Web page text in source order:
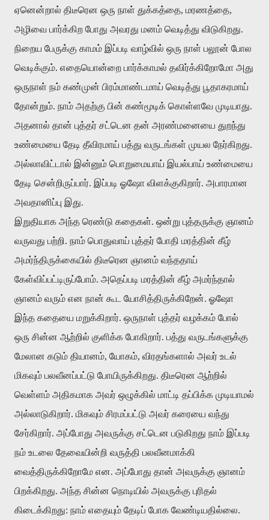
ஏனென்றால் திடீரென ஒரு நாள் துக்கத்தை, மரணத்தை,
அழிவை பார்க்கிற போது அவரது மனம் வெடித்து விடுகிறது.
நிறைய பேருக்கு காமம் இப்படி வாழ்வில் ஒரு நாள் பலூன் போல
வெடிக்கும். எதையொன்றை பார்க்காமல் தவிர்க்கிறோமோ அது
ஒருநாள் நம் கண்முன் பிரம்மாண்டமாய் வெடித்து பூதாகரமாய்
தோன்றும். நாம் அதற்கு பின் கண்மூடிக் கொள்ளவே முடியாது.
அதனால் தான் புத்தர் சட்டென தன் அரண்மனையை துறந்து
உண்மையை தேடி தீவிரமாய் பத்து வருடங்கள் முயல நேர்கிறது.
அல்லாவிட்டால் இன்னும் பொறுமையாய் இயல்பாய் உண்மையை
தேடி சென்றிருப்பார். இப்படி ஓஷோ விளக்குகிறார். அபாரமான
அவதானிப்பு இது.
இறுதியாக அந்த ரெண்டு கதைகள். ஒன்று புத்தருக்கு ஞானம்
வருவது பற்றி. நாம் பொதுவாய் புத்தர் போதி மரத்தின் கீழ்
அமர்ந்திருக்கையில் திடீரென ஞானம் வந்ததாய்
கேள்விப்பட்டிருப்போம். அதெப்படி மரத்தின் கீழ் அமர்ந்தால்
ஞானம் வரும் என நான் கூட யோசித்திருக்கிறேன். ஓஷோ
இந்த கதையை மறுக்கிறார். ஒருநாள் புத்தர் வழக்கம் போல்
ஒரு சின்ன ஆற்றில் குளிக்க போகிறார். பத்து வருடங்களுக்கு
மேலான கடும் தியானம், யோகம், விரதங்களால் அவர் உடல்
மிகவும் பலவீனப்பட்டு போயிருக்கிறது. திடீரென ஆற்றில்
வெள்ளம் அதிகமாக அவர் ஒழுக்கில் மாட்டி தப்பிக்க முடியாமல்
அல்லாடுகிறார். மிகவும் சிரமப்பட்டு அவர் கரையை வந்து
சேர்கிறார். அப்போது அவருக்கு சட்டென படுகிறது நாம் இப்படி
நம் உடலை தேவையின்றி வருத்தி பலவீனமாக்கி
வைத்திருக்கிறோமே என. அப்போது தான் அவருக்கு ஞானம்
பிறக்கிறது. அந்த சின்ன நொடியில் அவருக்கு புரிதல்
கிடைக்கிறது: நாம் எதையும் தேடிப் போக வேண்டியதில்லை.